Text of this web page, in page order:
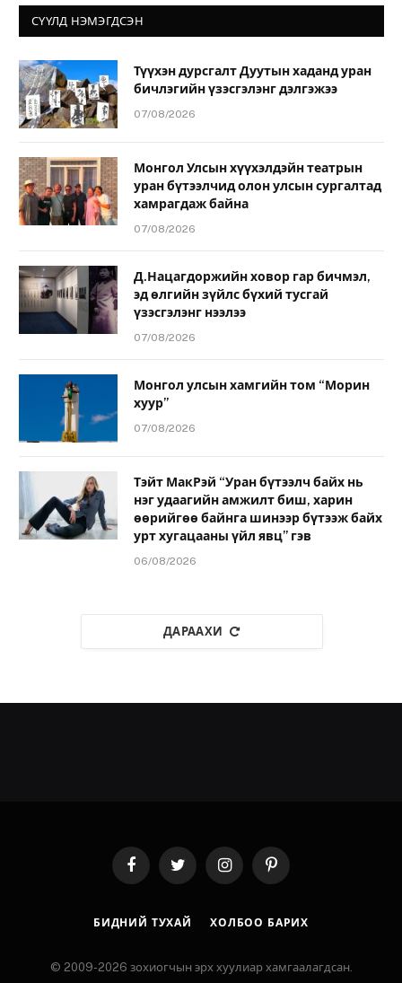
СҮҮЛД НЭМЭГДСЭН
Түүхэн дурсгалт Дуутын хаданд уран
бичлэгийн үзэсгэлэнг дэлгэжээ
07/08/2026
Монгол Улсын хүүхэлдэйн театрын
уран бүтээлчид олон улсын сургалтад
хамрагдаж байна
07/08/2026
Д.Нацагдоржийн ховор гар бичмэл,
эд өлгийн зүйлс бүхий тусгай
үзэсгэлэнг нээлээ
07/08/2026
Монгол улсын хамгийн том “Морин
хуур”
07/08/2026
Тэйт МакРэй “Уран бүтээлч байх нь
нэг удаагийн амжилт биш, харин
өөрийгөө байнга шинээр бүтээж байх
урт хугацааны үйл явц” гэв
06/08/2026
ДАРААХИ
FacebookTwitter InstagramPinterest
БИДНИЙ ТУХАЙ ХОЛБОО БАРИХ
© 2009-2026 зохиогчын эрх хуулиар хамгаалагдсан.